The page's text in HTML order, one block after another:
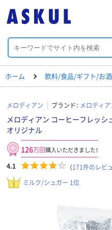
ホーム 飲料/食品/ギフト/お酒
メロディアン ブランド： メロディア
メロディアン コーヒーフレッシ
オリジナル
126万回購入いただきました！
4.1 （171件のレビ
ミルク/シュガー 1位